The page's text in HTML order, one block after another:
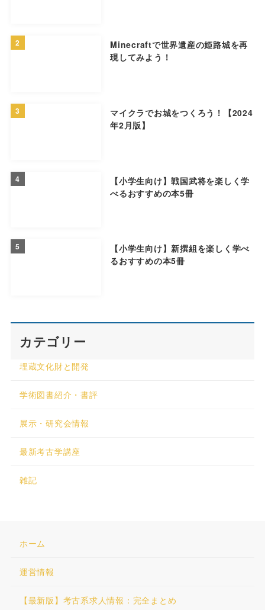
2
Minecraftで世界遺産の姫路城を再
現してみよう！
3
マイクラでお城をつくろう！【2024
年2月版】
4
【小学生向け】戦国武将を楽しく学
べるおすすめの本5冊
5
【小学生向け】新撰組を楽しく学べ
るおすすめの本5冊
カテゴリー
埋蔵文化財と開発
学術図書紹介・書評
展示・研究会情報
最新考古学講座
雑記
ホーム
運営情報
【最新版】考古系求人情報：完全まとめ